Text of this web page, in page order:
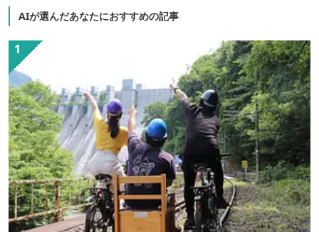
AIが選んだあなたにおすすめの記事